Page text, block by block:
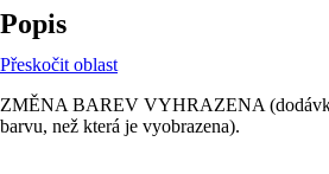
Popis
Přeskočit oblast
ZMĚNA BAREV VYHRAZENA
barvu, než která je vyobrazena).